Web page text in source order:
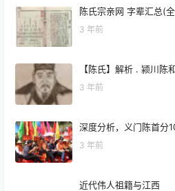
陈氏宗亲网 字辈汇总(
3 年前
【陈氏】解析 . 颍川陈
3 年前
深度分析，义门陈首分
3 年前
近代伟人祖籍与江西